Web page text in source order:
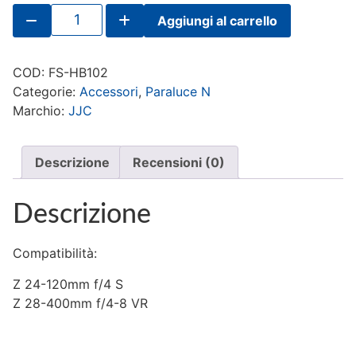
JJC
Paraluce
Nikon
quantità
Aggiungi al carrello
COD: FS-HB102
Categorie: Accessori, Paraluce N
Marchio: JJC
Descrizione Recensioni (0)
Descrizione
Compatibilità:
Z 24-120mm f/4 S
Z 28-400mm f/4-8 VR